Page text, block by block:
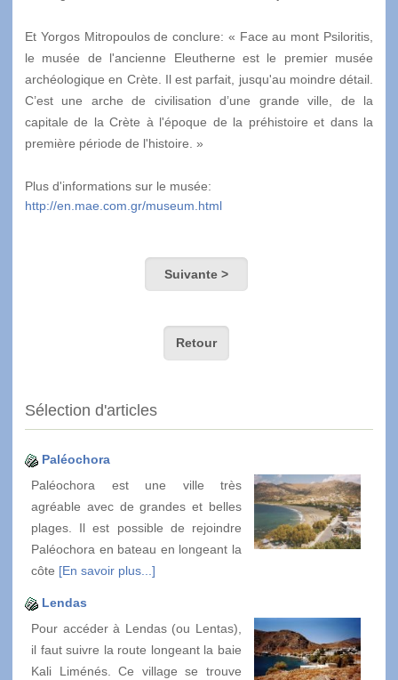
Et Yorgos Mitropoulos de conclure: « Face au mont Psiloritis,
le musée de l'ancienne Eleutherne est le premier musée
archéologique en Crète. Il est parfait, jusqu'au moindre détail.
C’est une arche de civilisation d’une grande ville, de la
capitale de la Crète à l'époque de la préhistoire et dans la
première période de l'histoire. »
Plus d'informations sur le musée:
http://en.mae.com.gr/museum.html
Suivante >
Retour
Sélection d'articles
Paléochora
Paléochora est une ville très
agréable avec de grandes et belles
plages. Il est possible de rejoindre
Paléochora en bateau en longeant la
côte [En savoir plus...]
Lendas
Pour accéder à Lendas (ou Lentas),
il faut suivre la route longeant la baie
Kali Liménés. Ce village se trouve